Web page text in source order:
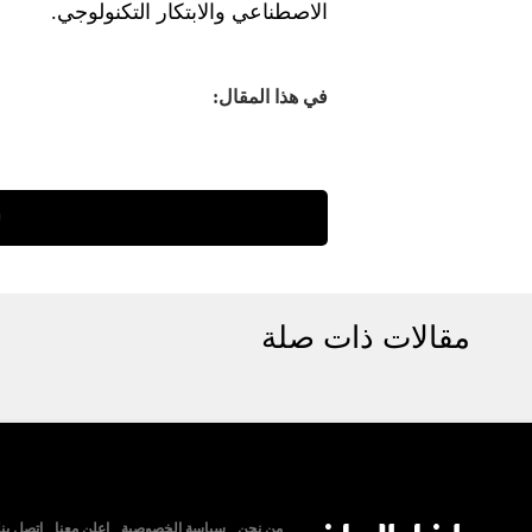
الاصطناعي والابتكار التكنولوجي.
في هذا المقال:
مقالات ذات صلة
من نحن سياسة الخصوصية اعلن معنا اتصل بنا